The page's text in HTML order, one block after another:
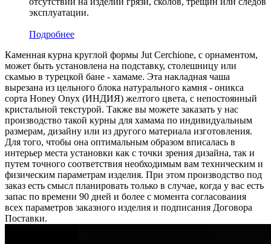
эксплуатации.
Подробнее
Каменная курна круглой формы Jut Cerchione, с орнаментом,
может быть установлена на подставку, столешницу или
скамью в турецкой бане - хамаме. Эта накладная чаша
вырезана из цельного блока натурального камня - оникса
сорта Honey Onyx (ИНДИЯ) желтого цвета, c непостоянный
кристальной текстурой. Также вы можете заказать у нас
производство такой курны для хамама по индивидуальным
размерам, дизайну или из другого материала изготовления.
Для того, чтобы она оптимальным образом вписалась в
интерьер места установки как с точки зрения дизайна, так и
путем точного соответствия необходимым вам техническим и
физическим параметрам изделия. При этом производство под
заказ есть смысл планировать только в случае, когда у вас есть
запас по времени 90 дней и более с момента согласования
всех параметров заказного изделия и подписания Договора
Поставки.